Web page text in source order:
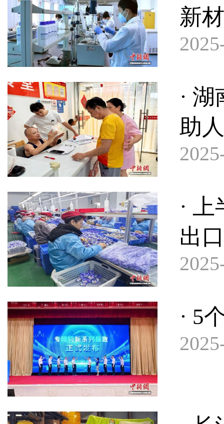
新
·
助
·
出
· 5